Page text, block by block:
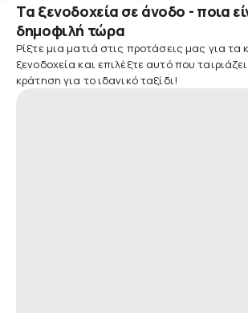
Τα ξενοδοχεία σε άνοδο - ποια
δημοφιλή τώρα
Ρίξτε μια ματιά στις προτάσεις μας για τα
ξενοδοχεία και επιλέξτε αυτό που
κράτηση για το ιδανικό ταξίδι!